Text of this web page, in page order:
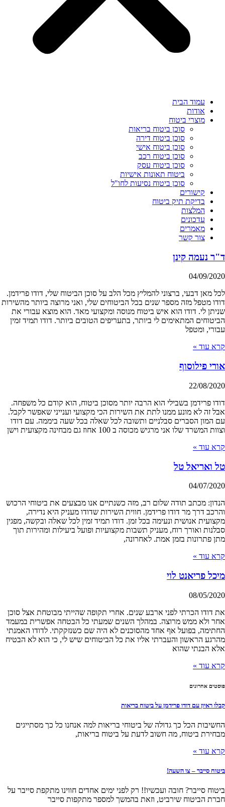
עמוד הבית
אודות
מוצרי ביטוח
סוכן ביטוח בריאות
סוכן ביטוח דירה
סוכן ביטוח אישי
סוכן ביטוח רכב
סוכן ביטוח עסק
ביטוח תאונות אישיות
סוכן ביטוח נסיעות לחו"ל
קישורים
בדיקת תיק ביטוח
המלצות
עדכונים
מאמרים
צור קשר
ד"ר נעמה קינן
04/09/2020
לכל מאן דבעי, ברצוני להמליץ מכל הלב על סוכן הביטוח שלי, דודו פרידמן.
דודו מטפל מזה מספר שנים בכל הביטוחים שלי, ואני מרוצה ביותר מהשירות
שניתן לי. דודו הוא איש ביטוח מנוסה ומקצועי מאד. הוא מוצא עבורי את
הביטוחים המתאימים לי ביותר, בתעריפים הטובים ביותר. דודו תמיד זמין
עבורי, ומטפל
קרא עוד »
אורי פילוסוף
22/08/2020
דודו פרידמן בשבילי הוא הרבה יותר מסוכן ביטוח, הוא קודם כל משפחה.
אבל זה לא מונע ממנו לתת את השירות הכי מקצועי וענייני שאפשר לקבל.
עם המון הסברים סבלניים ותשובה לכל שאלה בכל שעה ביממה. עם דודו
וצוות המשרד שלו אני מרגיש מכוסה ב 100 אחוז גם מבחינה מקצועית וישן
קרא עוד »
טל ואריאל טל
04/07/2020
הנדון: מכתב תודה שלום רב, מזה כשנתיים אנו מבצעים את ביטוחי הרכוש
והרכב דרך מר דודו פרידמן. חווית השירות שדודו מעניק היא נדירה,
מקצועית אנושית ונעימה בכל זמן. דודו תמיד זמין לכל שאלה ובקשה, מפגין
סבלנות ואורך רוח, מעניק תשבות מקצועיות ופועל ביעילות ומהירות תוך
מתן פתרונות בזמן אמת. לאחרונה,
קרא עוד »
מיכל פריאנט לוי
08/05/2020
את דודו הכרתי לפני ארבע שנים. אחרי תקופה שהייתי מבוטחת אצל סוכן
אחר ולא ממש מרוצה. במהלך השנים שמעתי כל הבטחה אפשרית במעמד
החתימה, בפועל אף אחד מהסוכנים לא היה שם כשנזקקתי. לדודו האמנתי
מהרגע הראשון והעברתי אליו את כל הביטוחים שיש לי, כי הוא לא הבטיח
אלא הבנתי שהוא
קרא עוד »
פוסטים אחרונים
קבלו ראיון עם דודו פרידמן על ביטוח בריאות
החשיבות הכל כך גדולה של ביטוחי בריאות למה אנחנו כל כך מסתייגים
מבחירת ביטוח, מה חשוב לדעת על ביטוח בריאות,
קרא עוד »
ביטוח סייבר – צו השעה!
ביטוח סייבר? חובה ועכשיו!! רק לפני ימים אחדים חווינו מתקפת סייבר על
חברת הביטוח שירביט, וזאת בהמשך למספר מתקפות סייבר